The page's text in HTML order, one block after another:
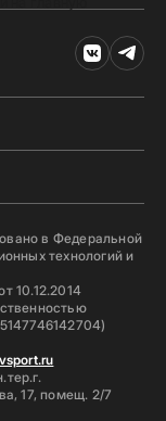
в Федеральной
технологий и
10.12.2014
17, помещ. 2/7